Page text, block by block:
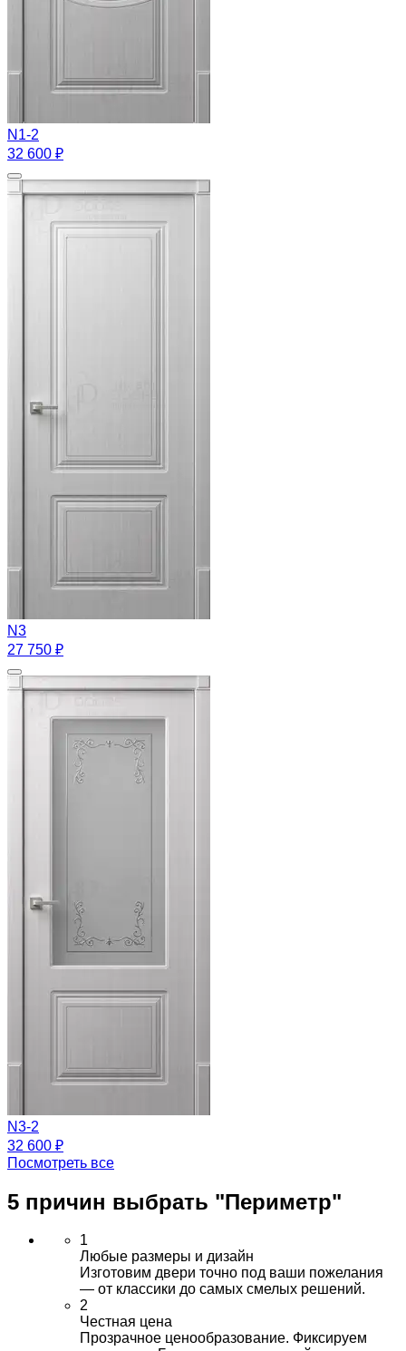
N1-2
32 600 ₽
N3
27 750 ₽
N3-2
32 600 ₽
Посмотреть все
5 причин выбрать "Периметр"
1
Любые размеры и дизайн
Изготовим двери точно под ваши пожелания
— от классики до самых смелых решений.
2
Честная цена
Прозрачное ценообразование. Фиксируем